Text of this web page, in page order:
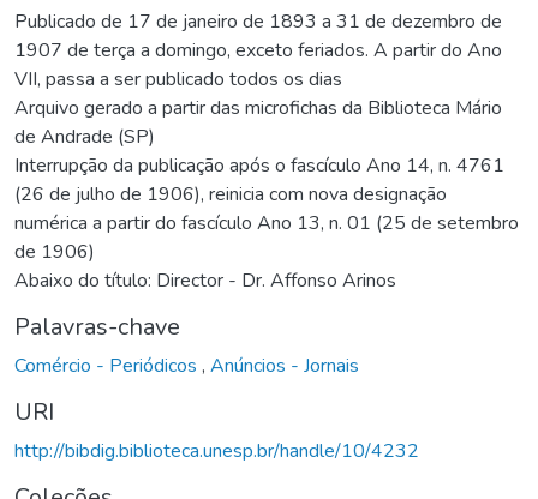
Publicado de 17 de janeiro de 1893 a 31 de dezembro de
1907 de terça a domingo, exceto feriados. A partir do Ano
VII, passa a ser publicado todos os dias
Arquivo gerado a partir das microfichas da Biblioteca Mário
de Andrade (SP)
Interrupção da publicação após o fascículo Ano 14, n. 4761
(26 de julho de 1906), reinicia com nova designação
numérica a partir do fascículo Ano 13, n. 01 (25 de setembro
de 1906)
Abaixo do título: Director - Dr. Affonso Arinos
Palavras-chave
Comércio - Periódicos , Anúncios - Jornais
URI
http://bibdig.biblioteca.unesp.br/handle/10/4232